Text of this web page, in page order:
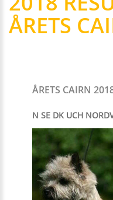
ÅRETS
ÅRETS CAIRN
N SE DK UCH